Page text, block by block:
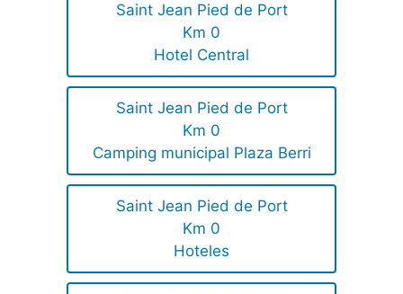
Saint Jean Pied de Port
Km 0
Hotel Central
Saint Jean Pied de Port
Km 0
Camping municipal Plaza Berri
Saint Jean Pied de Port
Km 0
Hoteles